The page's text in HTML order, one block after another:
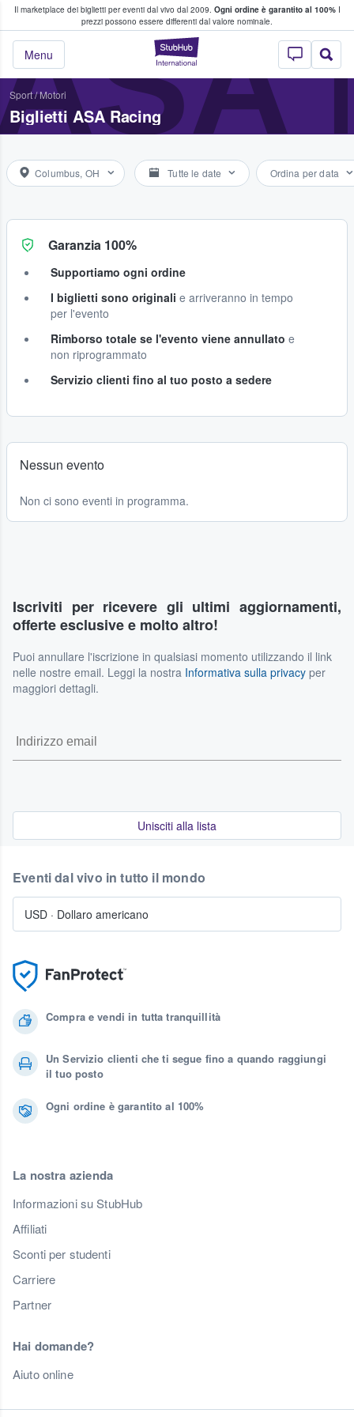
Il marketplace dei biglietti per eventi dal vivo dal 2009. Ogni ordine è garantito al 100%I
prezzi possono essere differenti dal valore nominale.
StubHub - Dove
Menu
fan comprano e vendono biglietti
Sport/Motori
Biglietti ASA Racing
Columbus, OH Tutte le date Ordina per data
Garanzia 100%
Supportiamo ogni ordine
I biglietti sono originali e arriveranno in tempo
per l'evento
Rimborso totale se l'evento viene annullato e
non riprogrammato
Servizio clienti fino al tuo posto a sedere
Nessun evento
Non ci sono eventi in programma.
Iscriviti per ricevere gli ultimi aggiornamenti,
offerte esclusive e molto altro!
Puoi annullare l'iscrizione in qualsiasi momento utilizzando il link
nelle nostre email. Leggi la nostra Informativa sulla privacy per
maggiori dettagli.
Unisciti alla lista
Compra e vendi in tutta tranquillità
Un Servizio clienti che ti segue fino a quando raggiungi
il tuo posto
Ogni ordine è garantito al 100%
La nostra azienda
Informazioni su StubHub
Affiliati
Sconti per studenti
Carriere
Partner
Hai domande?
Aiuto online
Eventi dal vivo in tutto il mondo
USD · Dollaro americano